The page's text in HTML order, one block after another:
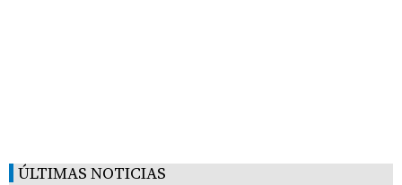
ÚLTIMAS NOTICIAS